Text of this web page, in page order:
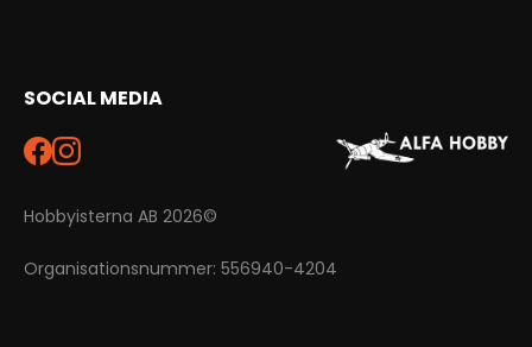
SOCIAL MEDIA
Hobbyisterna AB 2026©
Organisationsnummer: 556940-4204